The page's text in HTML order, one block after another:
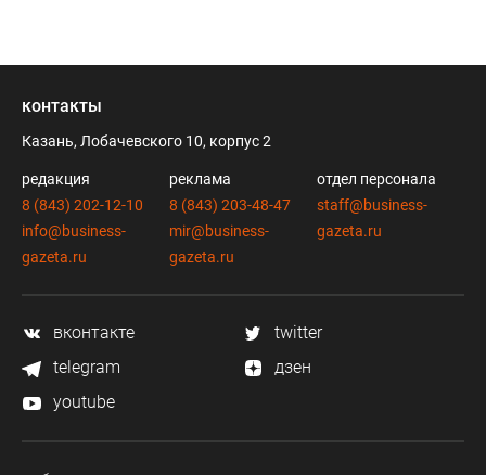
контакты
Казань, Лобачевского 10, корпус 2
редакция
8 (843) 202-12-10
info@business-
gazeta.ru
реклама
8 (843) 203-48-47
mir@business-
gazeta.ru
отдел персонала
staff@business-
gazeta.ru
вконтакте
twitter
telegram
дзен
youtube